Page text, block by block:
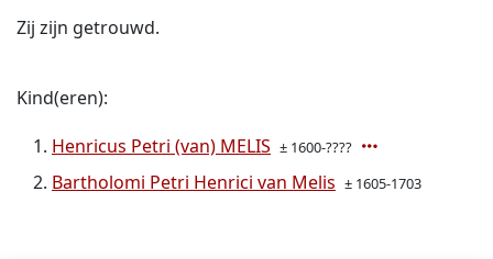
Zij zijn getrouwd.
Kind(eren):
Henricus Petri (van) MELIS ± 1600-????
Bartholomi Petri Henrici van Melis ± 1605-1703